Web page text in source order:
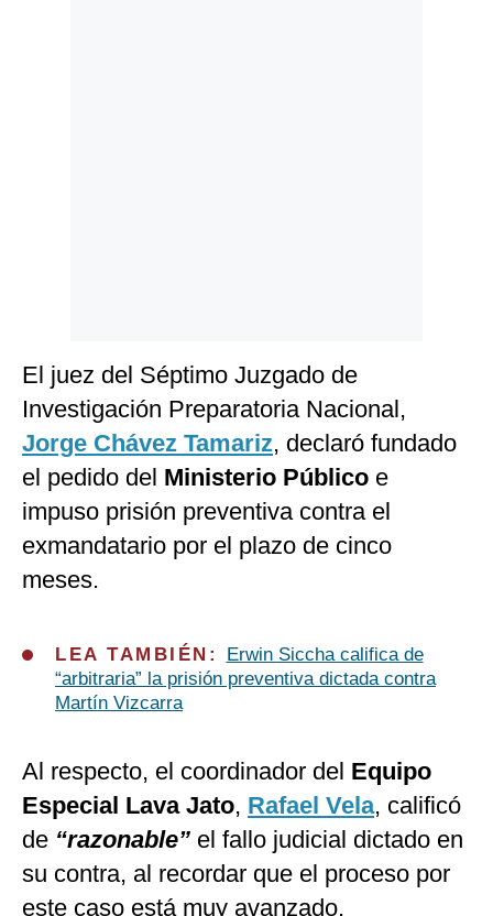
El juez del Séptimo Juzgado de
Investigación Preparatoria Nacional,
Jorge Chávez Tamariz, declaró fundado
el pedido del Ministerio Público e
impuso prisión preventiva contra el
exmandatario por el plazo de cinco
meses.
LEA TAMBIÉN:
Erwin Siccha califica de
“arbitraria” la prisión preventiva dictada contra
Martín Vizcarra
Al respecto, el coordinador del Equipo
Especial Lava Jato, Rafael Vela, calificó
de “razonable” el fallo judicial dictado en
su contra, al recordar que el proceso por
este caso está muy avanzado.